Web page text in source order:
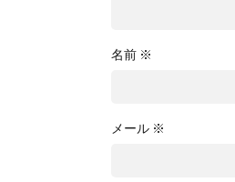
名前 ※
メール ※